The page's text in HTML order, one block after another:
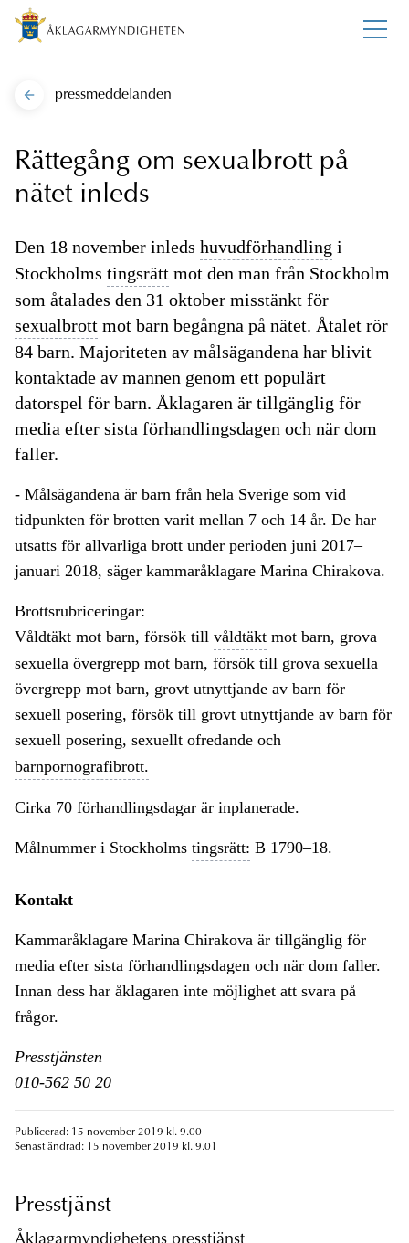
pressmeddelanden
Rättegång om sexualbrott på
nätet inleds
Den 18 november inleds huvudförhandling i
Stockholms tingsrätt mot den man från Stockholm
som åtalades den 31 oktober misstänkt för
sexualbrott mot barn begångna på nätet. Åtalet rör
84 barn. Majoriteten av målsägandena har blivit
kontaktade av mannen genom ett populärt
datorspel för barn. Åklagaren är tillgänglig för
media efter sista förhandlingsdagen och när dom
faller.
- Målsägandena är barn från hela Sverige som vid
tidpunkten för brotten varit mellan 7 och 14 år. De har
utsatts för allvarliga brott under perioden juni 2017–
januari 2018, säger kammaråklagare Marina Chirakova.
Brottsrubriceringar:
Våldtäkt mot barn, försök till våldtäkt mot barn, grova
sexuella övergrepp mot barn, försök till grova sexuella
övergrepp mot barn, grovt utnyttjande av barn för
sexuell posering, försök till grovt utnyttjande av barn för
sexuell posering, sexuellt ofredande och
barnpornografibrott.
Cirka 70 förhandlingsdagar är inplanerade.
Målnummer i Stockholms tingsrätt: B 1790–18.
Kontakt
Kammaråklagare Marina Chirakova är tillgänglig för
media efter sista förhandlingsdagen och när dom faller.
Innan dess har åklagaren inte möjlighet att svara på
frågor.
Presstjänsten
010-562 50 20
Publicerad: 15 november 2019 kl. 9.00
Senast ändrad: 15 november 2019 kl. 9.01
Presstjänst